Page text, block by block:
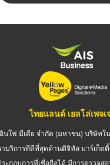
ไทยแลนด์ เยลโล่เพจเ
นโฟ มีเดีย จำกัด (มหาชน) บริษัทใ
บริการที่ดีที่สุดด้านดิจิทัล มาร์เก็ต
ะกอบการที่เชื่อถือได้ มีการตรวจ